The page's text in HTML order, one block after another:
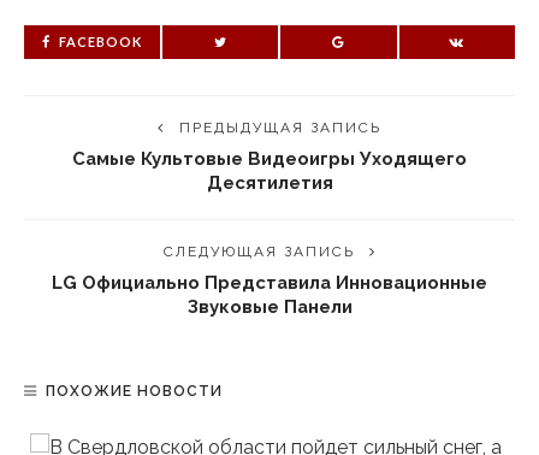
FACEBOOK
ПРЕДЫДУЩАЯ ЗАПИСЬ
Самые Культовые Видеоигры Уходящего
Десятилетия
СЛЕДУЮЩАЯ ЗАПИСЬ
LG Официально Представила Инновационные
Звуковые Панели
ПОХОЖИЕ НОВОСТИ